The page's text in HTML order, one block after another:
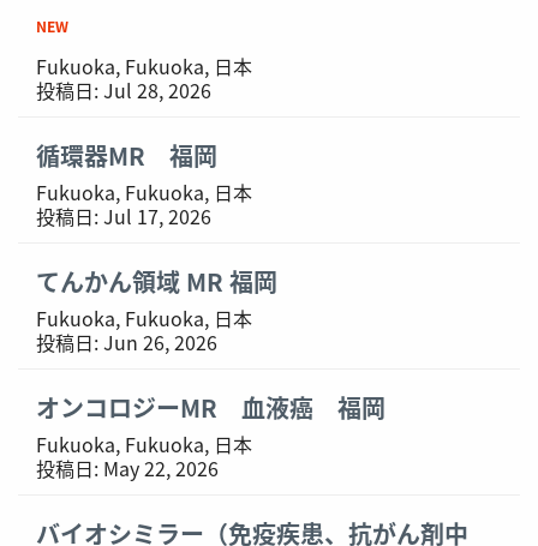
NEW
Fukuoka, Fukuoka, 日本
投稿日:Jul 28, 2026
循環器MR 福岡
Fukuoka, Fukuoka, 日本
投稿日:Jul 17, 2026
てんかん領域 MR 福岡
Fukuoka, Fukuoka, 日本
投稿日:Jun 26, 2026
オンコロジーMR 血液癌 福岡
Fukuoka, Fukuoka, 日本
投稿日: May 22, 2026
バイオシミラー（免疫疾患、抗がん剤中